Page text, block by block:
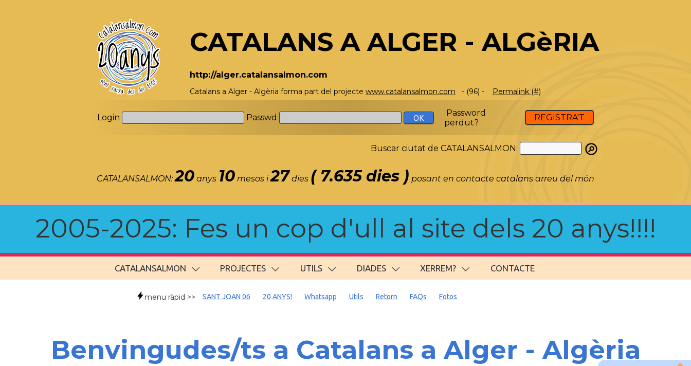
CATALANS A ALGER - ALGèRIA
http://alger.catalansalmon.com
Catalans a Alger - Algèria forma part del projecte www.catalansalmon.com - (96) - Permalink (#)
Login Passwd
Password
perdut?
REGISTRA'T
Buscar ciutat de CATALANSALMON:
CATALANSALMON:20 anys 10 mesos i27 dies ( 7.635 dies ) posant en contacte catalans arreu del món
2005-2025: Fes un cop d'ull al site dels 20 anys!!!!
CATALANSALMON PROJECTES UTILS DIADES XERREM? CONTACTE
menu ràpid >> SANT JOAN 06 20 ANYS! Whatsapp Utils Retorn FAQs Fotos
Benvingudes/ts a Catalans a Alger - Algèria